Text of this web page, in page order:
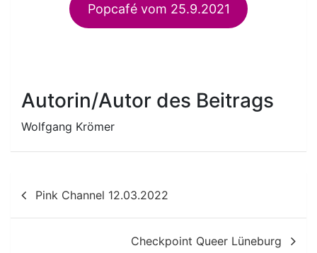
Popcafé vom 25.9.2021
Autorin/Autor des Beitrags
Wolfgang Krömer
Beitragsnavigation
Pink Channel 12.03.2022
Checkpoint Queer Lüneburg